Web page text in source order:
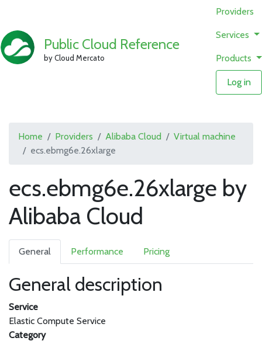
Public Cloud Reference
by Cloud Mercato
Providers
Services
Products
Log in
Home Providers Alibaba Cloud
Virtual machine
ecs.ebmg6e.26xlarge
ecs.ebmg6e.26xlarge by
Alibaba Cloud
General Performance Pricing
General description
Service
Elastic Compute Service
Category